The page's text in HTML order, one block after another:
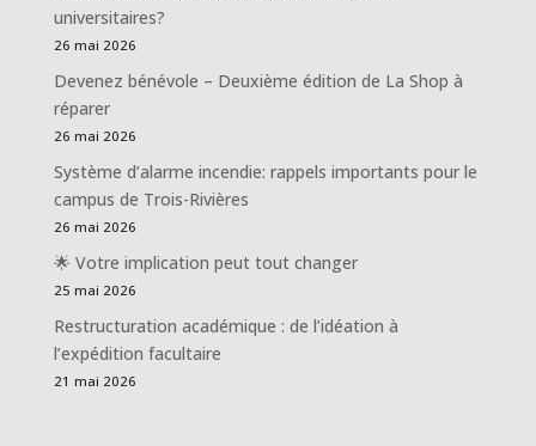
universitaires?
26 mai 2026
Devenez bénévole – Deuxième édition de La Shop à
réparer
26 mai 2026
Système d’alarme incendie: rappels importants pour le
campus de Trois-Rivières
26 mai 2026
🌟 Votre implication peut tout changer
25 mai 2026
Restructuration académique : de l’idéation à
l’expédition facultaire
21 mai 2026